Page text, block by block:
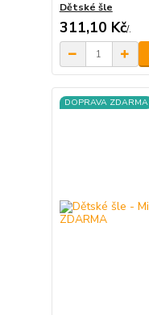
Dětské šle
311,10 Kč/.
DOPRAVA ZDARMA